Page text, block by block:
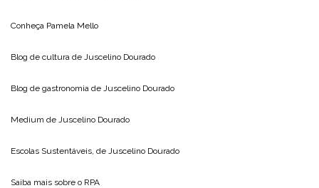
Conheça Pamela Mello
Blog de cultura de Juscelino Dourado
Blog de gastronomia de Juscelino Dourado
Medium de Juscelino Dourado
Escolas Sustentáveis, de Juscelino Dourado
Saiba mais sobre o RPA